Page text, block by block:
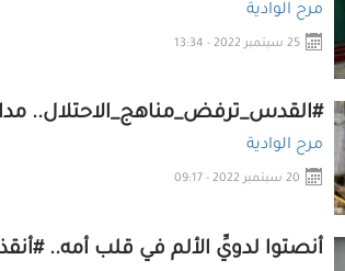
مرح الوادية
25 سبتمبر 2022 - 13:34
#القدس_ترفض_مناهج_الاحتلال..
مرح الوادية
20 سبتمبر 2022 - 09:17
أنصتوا لدويِّ الألم في قلب أمه..